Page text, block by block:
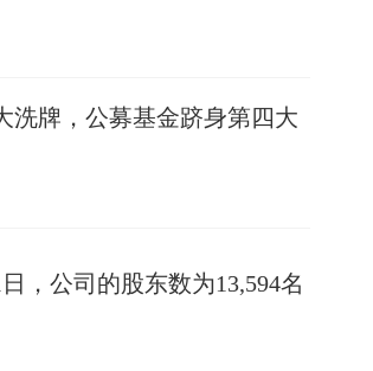
洗牌，公募基金跻身第四大
，公司的股东数为13,594名